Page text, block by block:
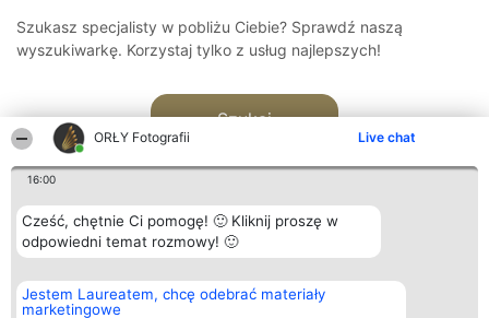
ORŁY Fotografii Live chat
16:00
Cześć, chętnie Ci pomogę! 🙂 Kliknij proszę w
odpowiedni temat rozmowy! 🙂
Jestem Laureatem, chcę odebrać materiały
marketingowe
Szukasz specjalisty w pobliżu Ciebie? Sprawdź naszą
wyszukiwarkę. Korzystaj tylko z usług najlepszych!
Szukaj
Organizator plebiscytu
Bright Side Solutions sp. z o.
o. sp. k.
Plebiscyt
Laureaci
Kontakt
Kontakt